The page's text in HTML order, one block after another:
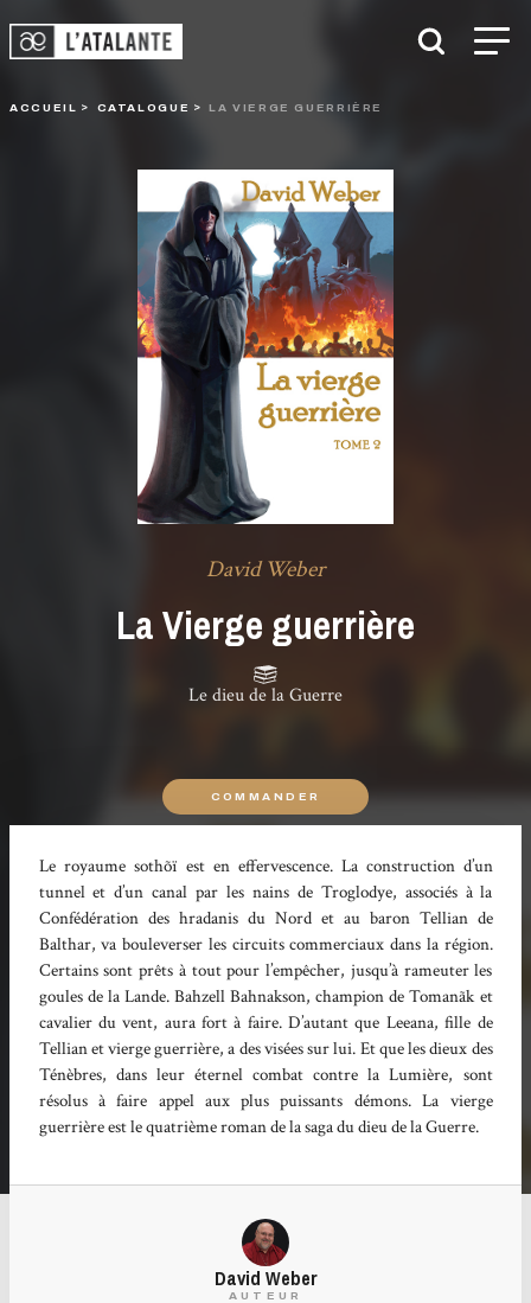
ACCUEIL CATALOGUE LA VIERGE GUERRIÈRE
David Weber
La Vierge guerrière
Le dieu de la Guerre
COMMANDER
Le royaume sothõï est en effervescence. La construction d’un
tunnel et d’un canal par les nains de Troglodye, associés à la
Confédération des hradanis du Nord et au baron Tellian de
Balthar, va bouleverser les circuits commerciaux dans la région.
Certains sont prêts à tout pour l’empêcher, jusqu’à rameuter les
goules de la Lande. Bahzell Bahnakson, champion de Tomanãk et
cavalier du vent, aura fort à faire. D’autant que Leeana, fille de
Tellian et vierge guerrière, a des visées sur lui. Et que les dieux des
Ténèbres, dans leur éternel combat contre la Lumière, sont
résolus à faire appel aux plus puissants démons. La vierge
guerrière est le quatrième roman de la saga du dieu de la Guerre.
David Weber
AUTEUR